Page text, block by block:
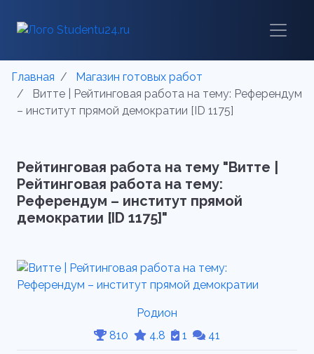
Главная
Магазин готовых работ
Витте | Рейтинговая работа на тему: Референдум
– институт прямой демократии [ID 1175]
Рейтинговая работа на тему "Витте |
Рейтинговая работа на тему:
Референдум – институт прямой
демократии [ID 1175]"
Родион
810
4.8 1 41